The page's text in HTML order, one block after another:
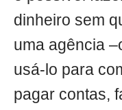
dinheiro sem
uma agência
usá-lo para
pagar contas,